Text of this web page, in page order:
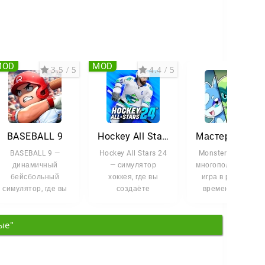
BASEBALL 9
BASEBALL 9 —
динамичный
бейсбольный
симулятор, где вы
команду и ведёте
её к
3.5 / 5
Hockey All Stars 24
Hockey All Stars 24
— симулятор
хоккея, где вы
создаёте
4.4 / 5
MOD
Monster Masters —
игра в реальном
времени, где вы